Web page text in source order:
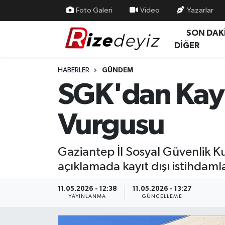
Foto Galeri Video Yazarlar
SON
DİĞER
HABERLER GÜNDEM
SGK'dan
Vurgusu
Gaziantep İl Sosyal Güvenlik
açıklamada kayıt dışı
11.05.2026 - 12:38
YAYINLANMA
11.05.2026 - 13:27
GÜNCELLEME
Yurttan Haberler
Ekonomi
Rize Nöbetçi Eczaneler
Rize Trafik Yoğunluk Haritası
Süper Lig Puan Durumu ve Fikstür
Son Dakika Haberleri
Haber Arşivi